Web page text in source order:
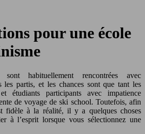
pour une école
sont habituellement rencontrées avec
les partis, et les chances sont que tant les
étudiants participants avec impatience
de voyage de ski school. Toutefois, afin
fidèle à la réalité, il y a quelques choses
l’esprit lorsque vous sélectionnez une